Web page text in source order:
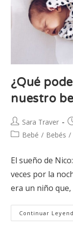
¿Qué
nuestro
Sara Traver
Bebé / Bebés /
El sueño de
veces por la
era un niño
Continuar